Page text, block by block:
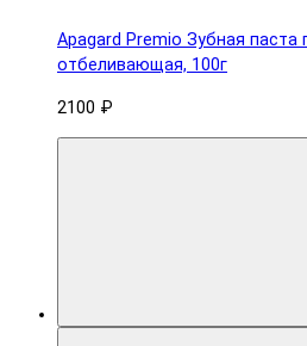
Apagard Premio Зубная паста
отбеливающая, 100г
2100 ₽